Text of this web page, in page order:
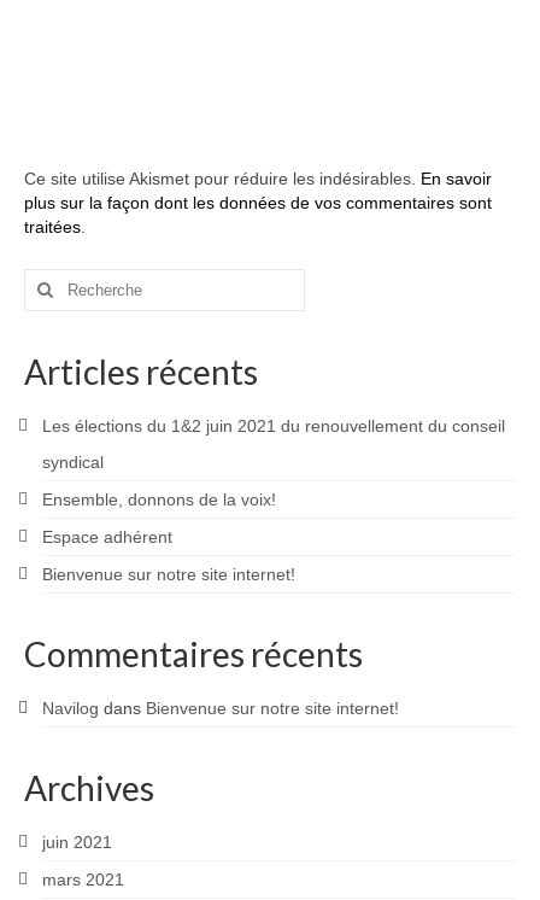
Ce site utilise Akismet pour réduire les indésirables. En savoir
plus sur la façon dont les données de vos commentaires sont
traitées
Rechercher
Articles récents
Les élections du 1&2 juin 2021 du renouvellement du conseil
syndical
Ensemble, donnons de la voix!
Espace adhérent
Bienvenue sur notre site internet!
Commentaires récents
Navilog dans Bienvenue sur notre site internet!
Archives
juin 2021
mars 2021